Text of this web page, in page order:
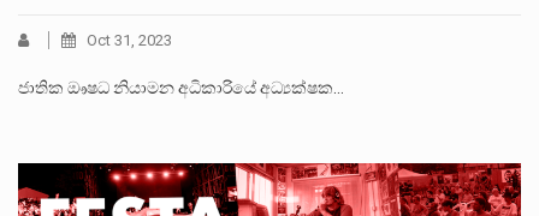
Oct 31, 2023
ජාතික ඖෂධ නියාමන අධිකාරියේ අධ්‍යක්ෂක…